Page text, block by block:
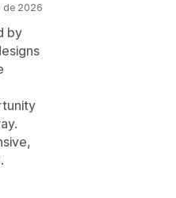
de 2026
by